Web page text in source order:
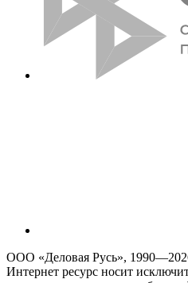
ООО «Деловая Русь»,
Интернет ресурс носит